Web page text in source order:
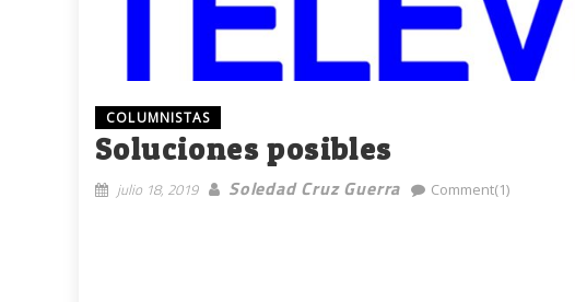
COLUMNISTAS
Soluciones posibles
julio 18, 2019 Soledad Cruz Guerra Comment(1)